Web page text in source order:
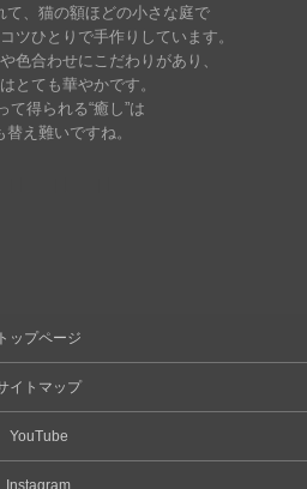
て、猫の額ほどの小さな庭で
ツひとりで手作りしています。
色合わせにこだわりがあり、
とても華やかです。
て得られる“癒し”は
替え難いですね。
トップページ
イトマップ
YouTube
Instagram